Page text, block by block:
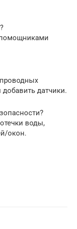
датчики.
воды,
окон.